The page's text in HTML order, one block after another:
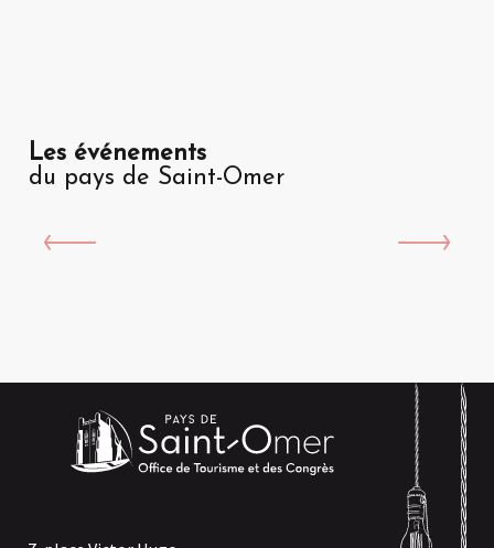
Les événements
du pays de Saint-Omer